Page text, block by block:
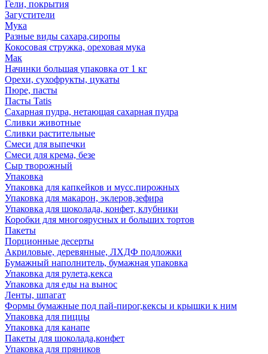
Гели, покрытия
Загустители
Мука
Разные виды сахара,сиропы
Кокосовая стружка, ореховая мука
Мак
Начинки большая упаковка от 1 кг
Орехи, сухофрукты, цукаты
Пюре, пасты
Пасты Tatis
Сахарная пудра, нетающая сахарная пудра
Сливки животные
Сливки растительные
Смеси для выпечки
Смеси для крема, безе
Сыр творожный
Упаковка
Упаковка для капкейков и мусс.пирожных
Упаковка для макарон, эклеров,зефира
Упаковка для шоколада, конфет, клубники
Коробки для многоярусных и больших тортов
Пакеты
Порционные десерты
Акриловые, деревянные, ЛХДФ подложки
Бумажный наполнитель, бумажная упаковка
Упаковка для рулета,кекса
Упаковка для еды на вынос
Ленты, шпагат
Формы бумажные под пай-пирог,кексы и крышки к ним
Упаковка для пиццы
Упаковка для канапе
Пакеты для шоколада,конфет
Упаковка для пряников